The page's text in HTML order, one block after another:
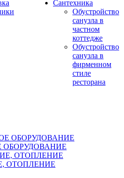
Сантехника
Обустройство
санузла в
частном
коттедже
Обустройство
санузла в
фирменном
стиле
ресторана
ОТОПЛЕНИЕ